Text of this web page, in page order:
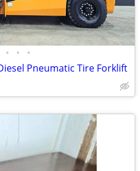
• • •
Pneumatic Tire Forklift